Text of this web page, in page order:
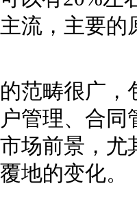
流，主要
范畴很广
管理、合
场前景，
地的变化。